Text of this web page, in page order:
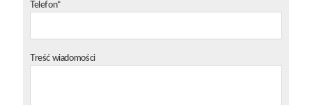
Telefon*
Treść wiadomości